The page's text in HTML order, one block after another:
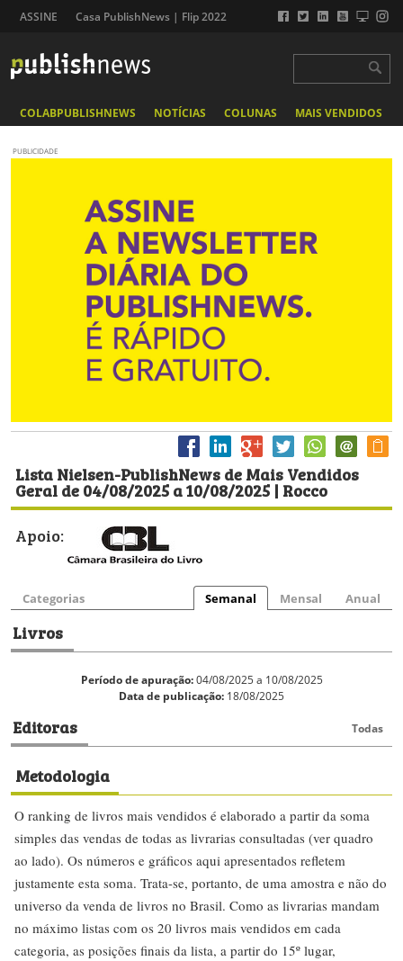
ASSINE Casa PublishNews | Flip 2022
COLABPUBLISHNEWS NOTÍCIAS COLUNAS MAIS VENDIDOS
PUBLICIDADE
Lista Nielsen-PublishNews de Mais Vendidos
Geral de 04/08/2025 a 10/08/2025 | Rocco
Apoio:
Categorias Semanal Mensal Anual
Livros
Período de apuração:04/08/2025 a 10/08/2025
Data de publicação: 18/08/2025
Editoras Todas
Metodologia
O ranking de livros mais vendidos é elaborado a partir da soma
simples das vendas de todas as livrarias consultadas (ver quadro
ao lado). Os números e gráficos aqui apresentados refletem
justamente esta soma. Trata-se, portanto, de uma amostra e não do
universo da venda de livros no Brasil. Como as livrarias mandam
no máximo listas com os 20 livros mais vendidos em cada
categoria, as posições finais da lista, a partir do 15º lugar,